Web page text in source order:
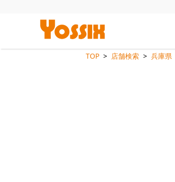
TOP 店舗検索 兵庫県